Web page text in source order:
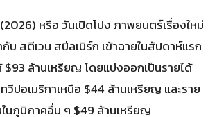
หรือ วันเปิดโปง ภาพยนตร์เรื่องใหม่
บ สตีเวน สปีลเบิร์ก เข้าฉายในสัปดาห์แรก
$93 ล้านเหรียญ โดยแบ่งออกเป็นรายได้
วีปอเมริกาเหนือ $44 ล้านเหรียญ และราย
ในภูมิภาคอื่น ๆ $49 ล้านเหรียญ